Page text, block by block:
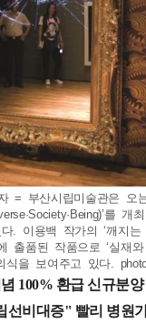
= 부산시립미술관은 오
를 개
. 이용백 작가의 ‘깨지는
출품된 작품으로 ‘실재
식을 보여주고 있다.